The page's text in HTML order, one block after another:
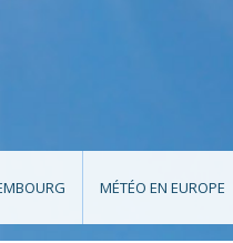
MÉTÉO EN EUROPE